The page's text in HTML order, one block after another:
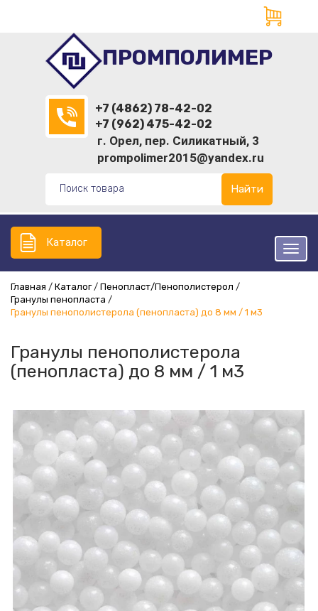
ПРОМПОЛИМЕР
+7 (4862) 78-42-02
+7 (962) 475-42-02
г. Орел, пер. Силикатный, 3
prompolimer2015@yandex.ru
Найти
Каталог
Главная Каталог
Пенопласт/Пенополистерол
Гранулы пенопласта
Гранулы пенополистерола (пенопласта) до 8 мм / 1 м3
Гранулы пенополистерола
(пенопласта) до 8 мм / 1 м3